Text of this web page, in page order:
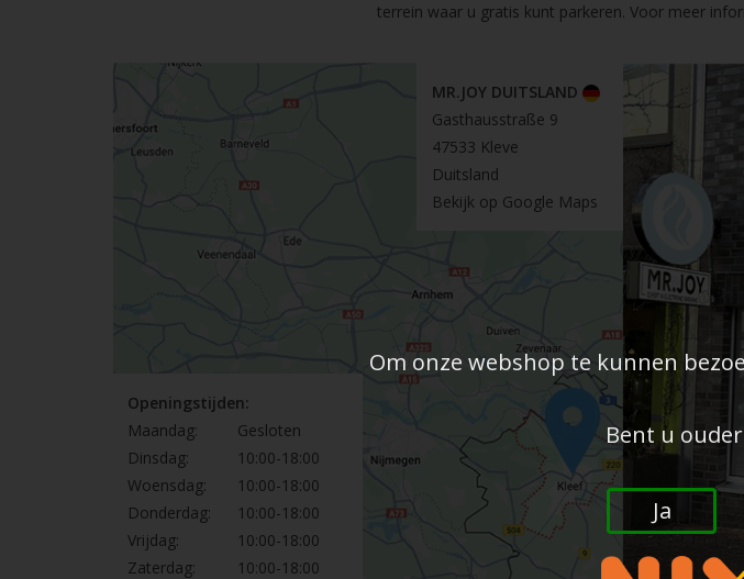
terrein waar u gratis kunt parkeren. Voor meer
MR.JOY DUITSLAND
Gasthausstraße 9
47533 Kleve
Duitsland
Bekijk op Google Maps
Openingstijden:
Maandag:
Gesloten
Dinsdag:
10:00-18:00
Woensdag:
10:00-18:00
Donderdag:
10:00-18:00
Vrijdag:
10:00-18:00
Zaterdag:
10:00-18:00
Om onze webshop te kunnen
Bent u
Ja